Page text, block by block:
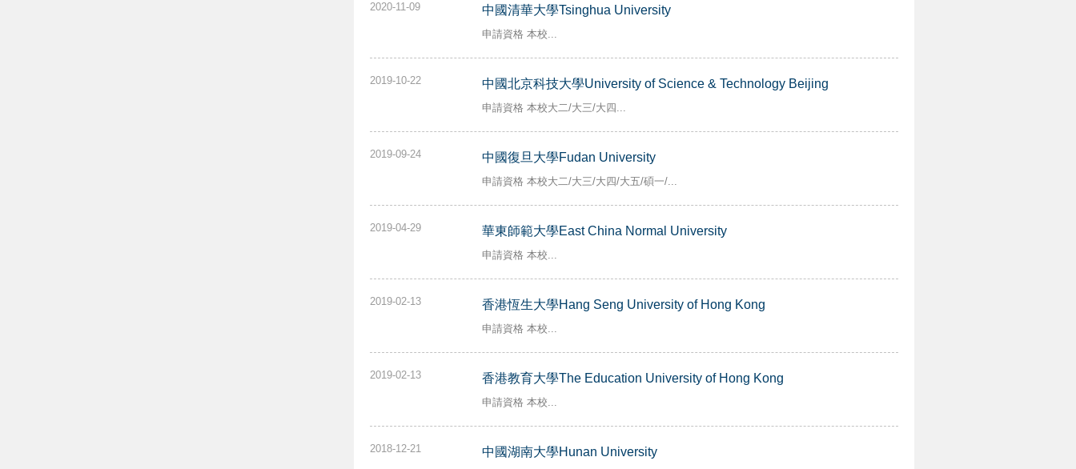
2020-11-09 中國清華大學Tsinghua University
申請資格 本校...
2019-10-22 中國北京科技大學University of Science & Technology Beijing
申請資格 本校大二/大三/大四...
2019-09-24 中國復旦大學Fudan University
申請資格 本校大二/大三/大四/大五/碩一/...
2019-04-29 華東師範大學East China Normal University
申請資格 本校...
2019-02-13 香港恆生大學Hang Seng University of Hong Kong
申請資格 本校...
2019-02-13 香港教育大學The Education University of Hong Kong
申請資格 本校...
2018-12-21 中國湖南大學Hunan University